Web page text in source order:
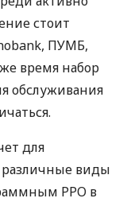
стоит
ПУМБ,
время набор
обслуживания
для
различные виды
РРО в